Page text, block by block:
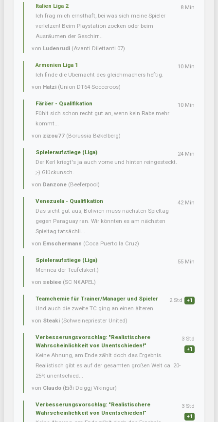
Italien Liga 2
Ich frag mich ernsthaft, bei was sich meine Spieler
verletzen! Beim Playstation zocken oder beim
Ausräumen der Geschirr...
von Ludenrudi (Avanti Dilettanti 07)
8 Min
Armenien Liga 1
Ich finde die Übernacht des gleichmachers heftig.
von Hatzi (Union DT64 Socceroos)
10 Min
Färöer - Qualifikation
Fühlt sich schon recht gut an, wenn kein Rabe mehr
kommt...
von zizou77 (Borussia Bøkelberg)
10 Min
Spieleraufstiege (Liga)
Der Kerl kriegt's ja auch vorne und hinten reingesteckt.
;-) Glückunsch.
von Danzone (Beeferpool)
24 Min
Venezuela - Qualifikation
Das sieht gut aus, Bolivien muss nächsten Spieltag
gegen Paraguay ran. Wir könnten es am nächsten
Spieltag tatsächli...
von Emschermann (Coca Puerto la Cruz)
42 Min
Spieleraufstiege (Liga)
Mennea der Teufelskerl:)
von sebiee (SC N€APEL)
55 Min
Teamchemie für Trainer/Manager und Spieler
Und auch die zweite TC ging an einen älteren.
von Steaki (Schweinepriester United)
2 Std +1
Verbesserungsvorschlag: "Realistischere
Wahrscheinlichkeit von Unentschieden!"
Keine Ahnung, am Ende zählt doch das Ergebnis.
Realistisch gibt es auf der gesamten großen Welt ca. 20-
25% unentschied...
von Claudo (Eiði Deiggj Víkingur)
3 Std
+1
Verbesserungsvorschlag: "Realistischere
Wahrscheinlichkeit von Unentschieden!"
3 Std
+1